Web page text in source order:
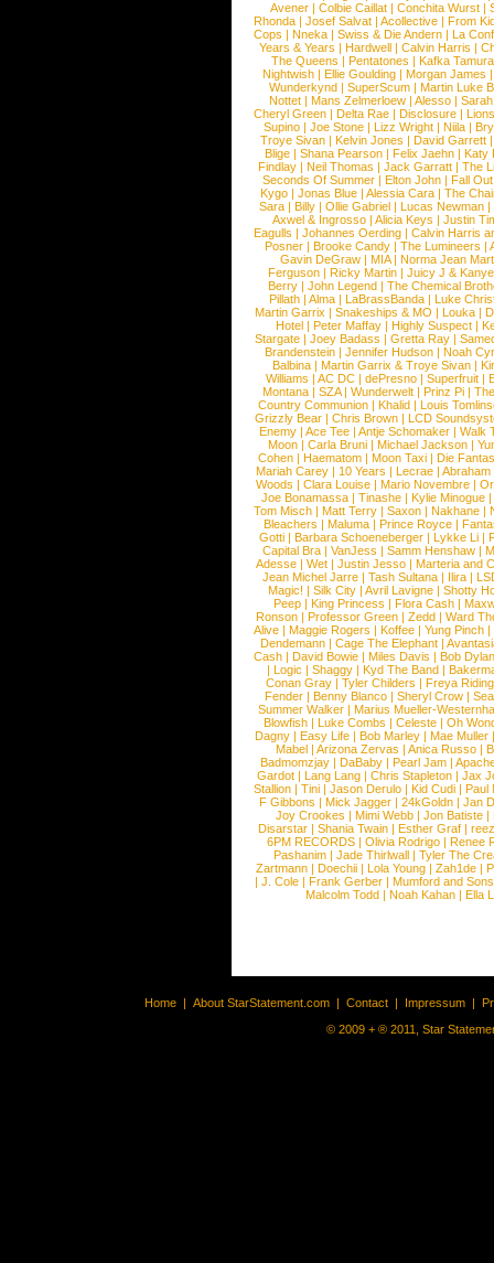
Avener | Colbie Caillat | Conchita Wurst |
Rhonda | Josef Salvat | Acollective | From
Cops | Nneka | Swiss & Die Andern | La
Years & Years |Hardwell |Calvin Harris |
The Queens | Pentatones | Kafka Tamura
Nightwish |Ellie Goulding |Morgan James
Wunderkynd | SuperScum | Martin Luke
Nottet |Mans Zelmerloew |Alesso |
Cheryl Green |Delta Rae |Disclosure |
Supino |Joe Stone |Lizz Wright |Niila |
Troye Sivan | Kelvin Jones | David Garrett
Blige | Shana Pearson | Felix Jaehn | Katy
Findlay |Neil Thomas |Jack Garratt |The
Seconds Of Summer |Elton John |Fall
Kygo |Jonas Blue |Alessia Cara |The
Sara |Billy |Ollie Gabriel |Lucas Newman |
Axwel & Ingrosso | Alicia Keys | Justin
Eagulls |Johannes Oerding |Calvin Harris
Posner |Brooke Candy |The Lumineers |
Gavin DeGraw | MIA| Norma Jean
Ferguson | Ricky Martin | Juicy J &
Berry | John Legend | The Chemical
Pillath |Alma |LaBrassBanda |Luke
Martin Garrix | Snakeships & MO | Louka |
Hotel | Peter Maffay | Highly Suspect |
Stargate |Joey Badass |Gretta Ray |
Brandenstein |Jennifer Hudson |Noah
Balbina | Martin Garrix & Troye Sivan |
Williams |AC DC |dePresno |Superfruit |
Montana |SZA|Wunderwelt |Prinz Pi |
Country Communion | Khalid | Louis
Grizzly Bear | Chris Brown | LCD
Enemy | Ace Tee | Antje Schomaker | Walk
Moon |Carla Bruni |Michael Jackson |
Cohen |Haematom |Moon Taxi |Die
Mariah Carey | 10 Years | Lecrae | Abraham
Woods |Clara Louise |Mario Novembre |
Joe Bonamassa | Tinashe | Kylie Minogue |
Tom Misch |Matt Terry |Saxon |Nakhane |
Bleachers | Maluma | Prince Royce |
Gotti |Barbara Schoeneberger |Lykke Li |
Capital Bra |VanJess |Samm Henshaw |
Adesse |Wet |Justin Jesso |Marteria and
Jean Michel Jarre |Tash Sultana | Ilira |
Magic! | Silk City | Avril Lavigne | Shotty
Peep |King Princess |Flora Cash |
Ronson |Professor Green |Zedd |Ward
Alive |Maggie Rogers |Koffee |Yung Pinch |
Dendemann |Cage The Elephant |
Cash | David Bowie | Miles Davis | Bob Dylan
|Logic |Shaggy |Kyd The Band |
Conan Gray |Tyler Childers |Freya
Fender |Benny Blanco |Sheryl Crow |
Summer Walker |Marius Mueller-
Blowfish | Luke Combs | Celeste | Oh
Dagny |Easy Life |Bob Marley |Mae Muller
Mabel |Arizona Zervas |Anica Russo |
Badmomzjay |DaBaby |Pearl Jam |
Gardot | Lang Lang | Chris Stapleton | Jax
Stallion |Tini |Jason Derulo |Kid Cudi |Paul
F Gibbons | Mick Jagger | 24kGoldn | Jan
Joy Crookes | Mimi Webb | Jon Batiste |
Disarstar | Shania Twain | Esther Graf |
6PM RECORDS | Olivia Rodrigo | Renee
Pashanim |Jade Thirlwall |Tyler The
Zartmann | Doechii | Lola Young | Zah1de |
| J. Cole | Frank Gerber | Mumford and Sons
Malcolm Todd | Noah Kahan | Ella
Home | About StarStatement.com | Contact | Impressum |
© 2009 + ® 2011, Star